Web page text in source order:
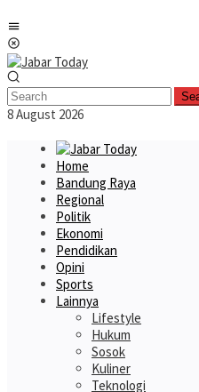
to
content
8 August 2026
Home
Bandung Raya
Regional
Politik
Ekonomi
Pendidikan
Opini
Sports
Lainnya
Lifestyle
Hukum
Sosok
Kuliner
Teknologi